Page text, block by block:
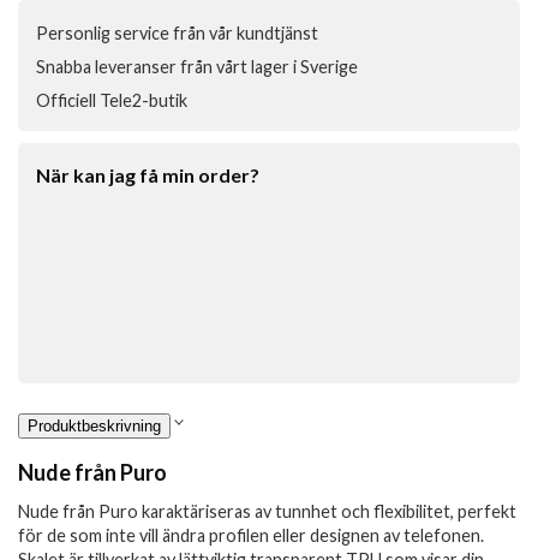
Personlig service från vår kundtjänst
Snabba leveranser från vårt lager i Sverige
Officiell Tele2-butik
När kan jag få min order?
Produktbeskrivning
Nude från Puro
Nude från Puro karaktäriseras av tunnhet och flexibilitet, perfekt
för de som inte vill ändra profilen eller designen av telefonen.